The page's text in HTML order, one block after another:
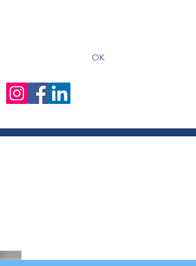
OK